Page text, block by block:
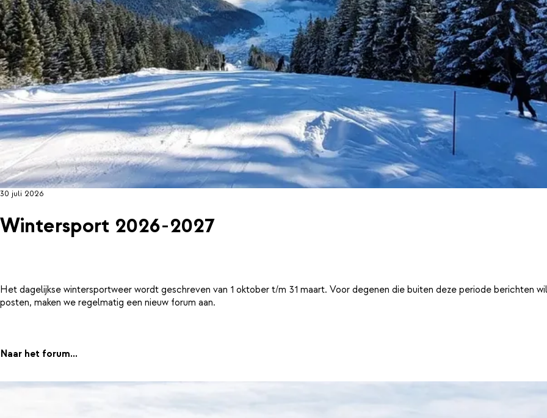
30 juli 2026
Wintersport 2026-2027
Het dagelijkse wintersportweer wordt geschreven van 1 oktober t/m 31 maart. Voor degenen die buiten deze periode berichten
posten, maken we regelmatig een nieuw forum aan.
Naar het forum...